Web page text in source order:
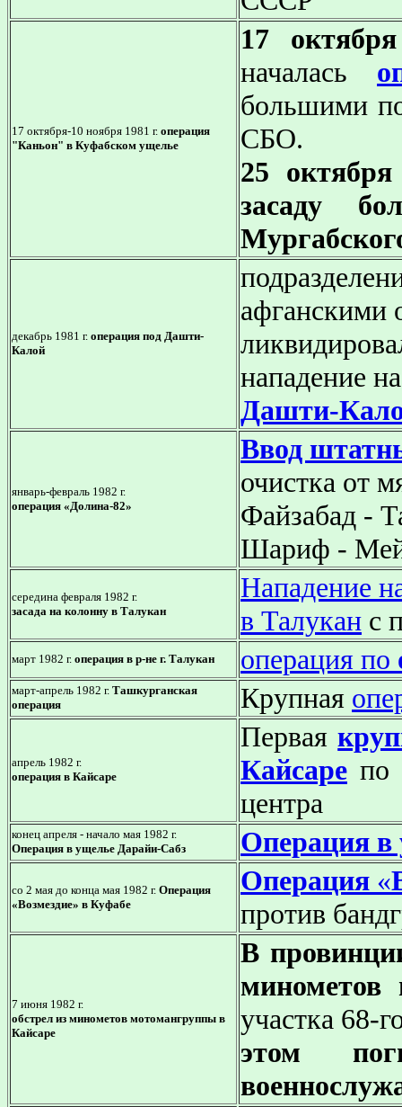
17 октября-10 ноября 1981 г. операция
"Каньон" в Куфабском ущелье
17
началась
большими
СБО.
25
засаду
декабрь 1981 г. операция под Дашти-
Калой
афганскими
нападение
Дашти-
январь-февраль 1982 г.
операция «Долина-82»
Ввод
очистка от
Файзабад -
Шариф -
середина февраля 1982 г.
засада на колонну в Талукан
Нападение
в Талукан с
март 1982 г. операция в р-не г. Талукан операция по
март-апрель 1982 г. Ташкурганская
операция
Крупная
апрель 1982 г.
операция в Кайсаре
Первая
Кайсаре по
центра
конец апреля - начало мая 1982 г.
Операция в ущелье Дарайи-Сабз
Операция в
со 2 мая до конца мая 1982 г. Операция
«Возмездие» в Куфабе
Операция «
против
7 июня 1982 г.
обстрел из минометов мотомангруппы в
Кайсаре
В
минометов
участка 68-
этом